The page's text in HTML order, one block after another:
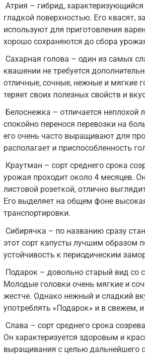
Атрия – гибрид,
гладкой поверхностью. Его квасят,
используют для приготовления
хорошо сохраняются до сбора
Сахарная голова – один из самых
квашении не требуется
отличные, сочные, нежные и мягкие
теряет своих полезных свойств и
Белоснежка – отличается
спокойно перенося перевозки на
его очень часто выращивают для
располагает и приспособленность
Краутман – сорт среднего срока
урожая проходит около 4 месяцев.
листовой розеткой, отлично
Его выделяет на общем фоне
транспортировки.
Сибирячка – по названию сразу
этот сорт капусты лучшим образом
устойчивость к периодическим
Подарок – довольно старый вид со
Молодые головки очень мягкие и
жестче. Однако нежный и сладкий
употреблять «Подарок» и в свежем,
Слава – сорт среднего срока
Он характеризуется здоровым и
выращивания с целью дальнейшего